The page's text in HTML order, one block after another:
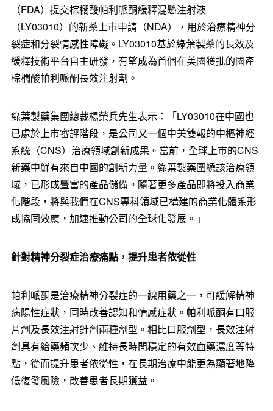
（FDA）提交棕櫚酸帕利哌酮緩釋混懸注射液
（LY03010）的新藥上市申請（NDA），用於治療精神分
裂症和分裂情感性障礙。LY03010基於綠葉製藥的長效及
緩釋技術平台自主研發，有望成為首個在美國獲批的國產
棕櫚酸帕利哌酮長效注射劑。
綠葉製藥集團總裁楊榮兵先生表示：「LY03010在中國也
已處於上市審評階段，是公司又一個中美雙報的中樞神經
系統（CNS）治療領域創新成果。當前，全球上市的CNS
新藥中鮮有來自中國的創新力量。綠葉製藥圍繞該治療領
域，已形成豐富的產品儲備。隨著更多產品即將投入商業
化階段，將與我們在CNS專科領域已構建的商業化體系形
成協同效應，加速推動公司的全球化發展。」
針對精神分裂症治療痛點，提升患者依從性
帕利哌酮是治療精神分裂症的一線用藥之一，可緩解精神
病陽性症狀，同時改善認知和情感症狀。帕利哌酮有口服
片劑及長效注射針劑兩種劑型。相比口服劑型，長效注射
劑具有給藥頻次少、維持長時間穩定的有效血藥濃度等特
點，從而提升患者依從性，在長期治療中能更為顯著地降
低復發風險，改善患者長期獲益。